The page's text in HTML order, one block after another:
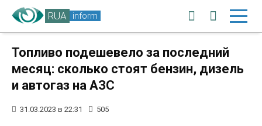
RUA inform
Топливо подешевело за последний
месяц: сколько стоят бензин, дизель
и автогаз на АЗС
31.03.2023 в 22:31 505